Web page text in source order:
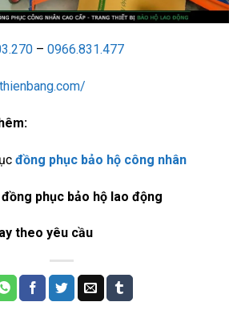
– 0966.831.477
đồng phục bảo hộ công nhân
phục bảo hộ lao động
theo yêu cầu